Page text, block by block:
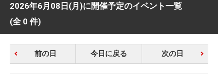
2026年6月08日(月)に開催予定のイベント一覧
(全 0 件)
前の日 今日に戻る 次の日